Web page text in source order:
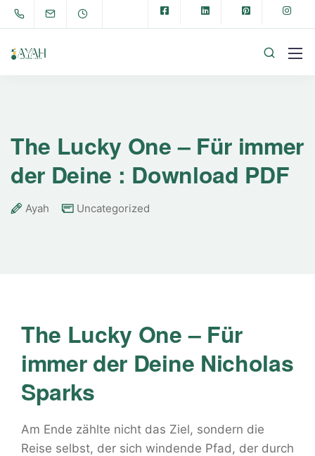
The Lucky One – Für immer
der Deine : Download PDF
Ayah Uncategorized
The Lucky One – Für
immer der Deine Nicholas
Sparks
Am Ende zählte nicht das Ziel, sondern die
Reise selbst, der sich windende Pfad, der durch